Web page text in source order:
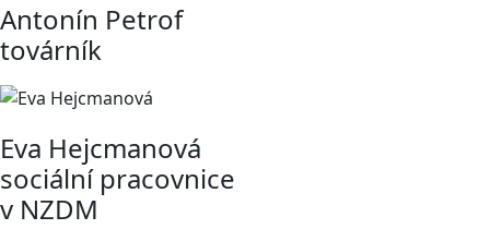
Antonín Petrof
továrník
Eva Hejcmanová
sociální pracovnice
v NZDM